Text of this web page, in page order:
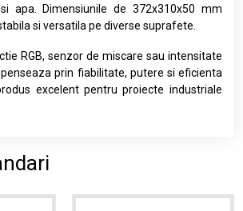
apa. Dimensiunile de 372x310x50 mm
si versatila pe diverse suprafete.
RGB, senzor de miscare sau intensitate
prin fiabilitate, putere si eficienta
excelent pentru proiecte industriale